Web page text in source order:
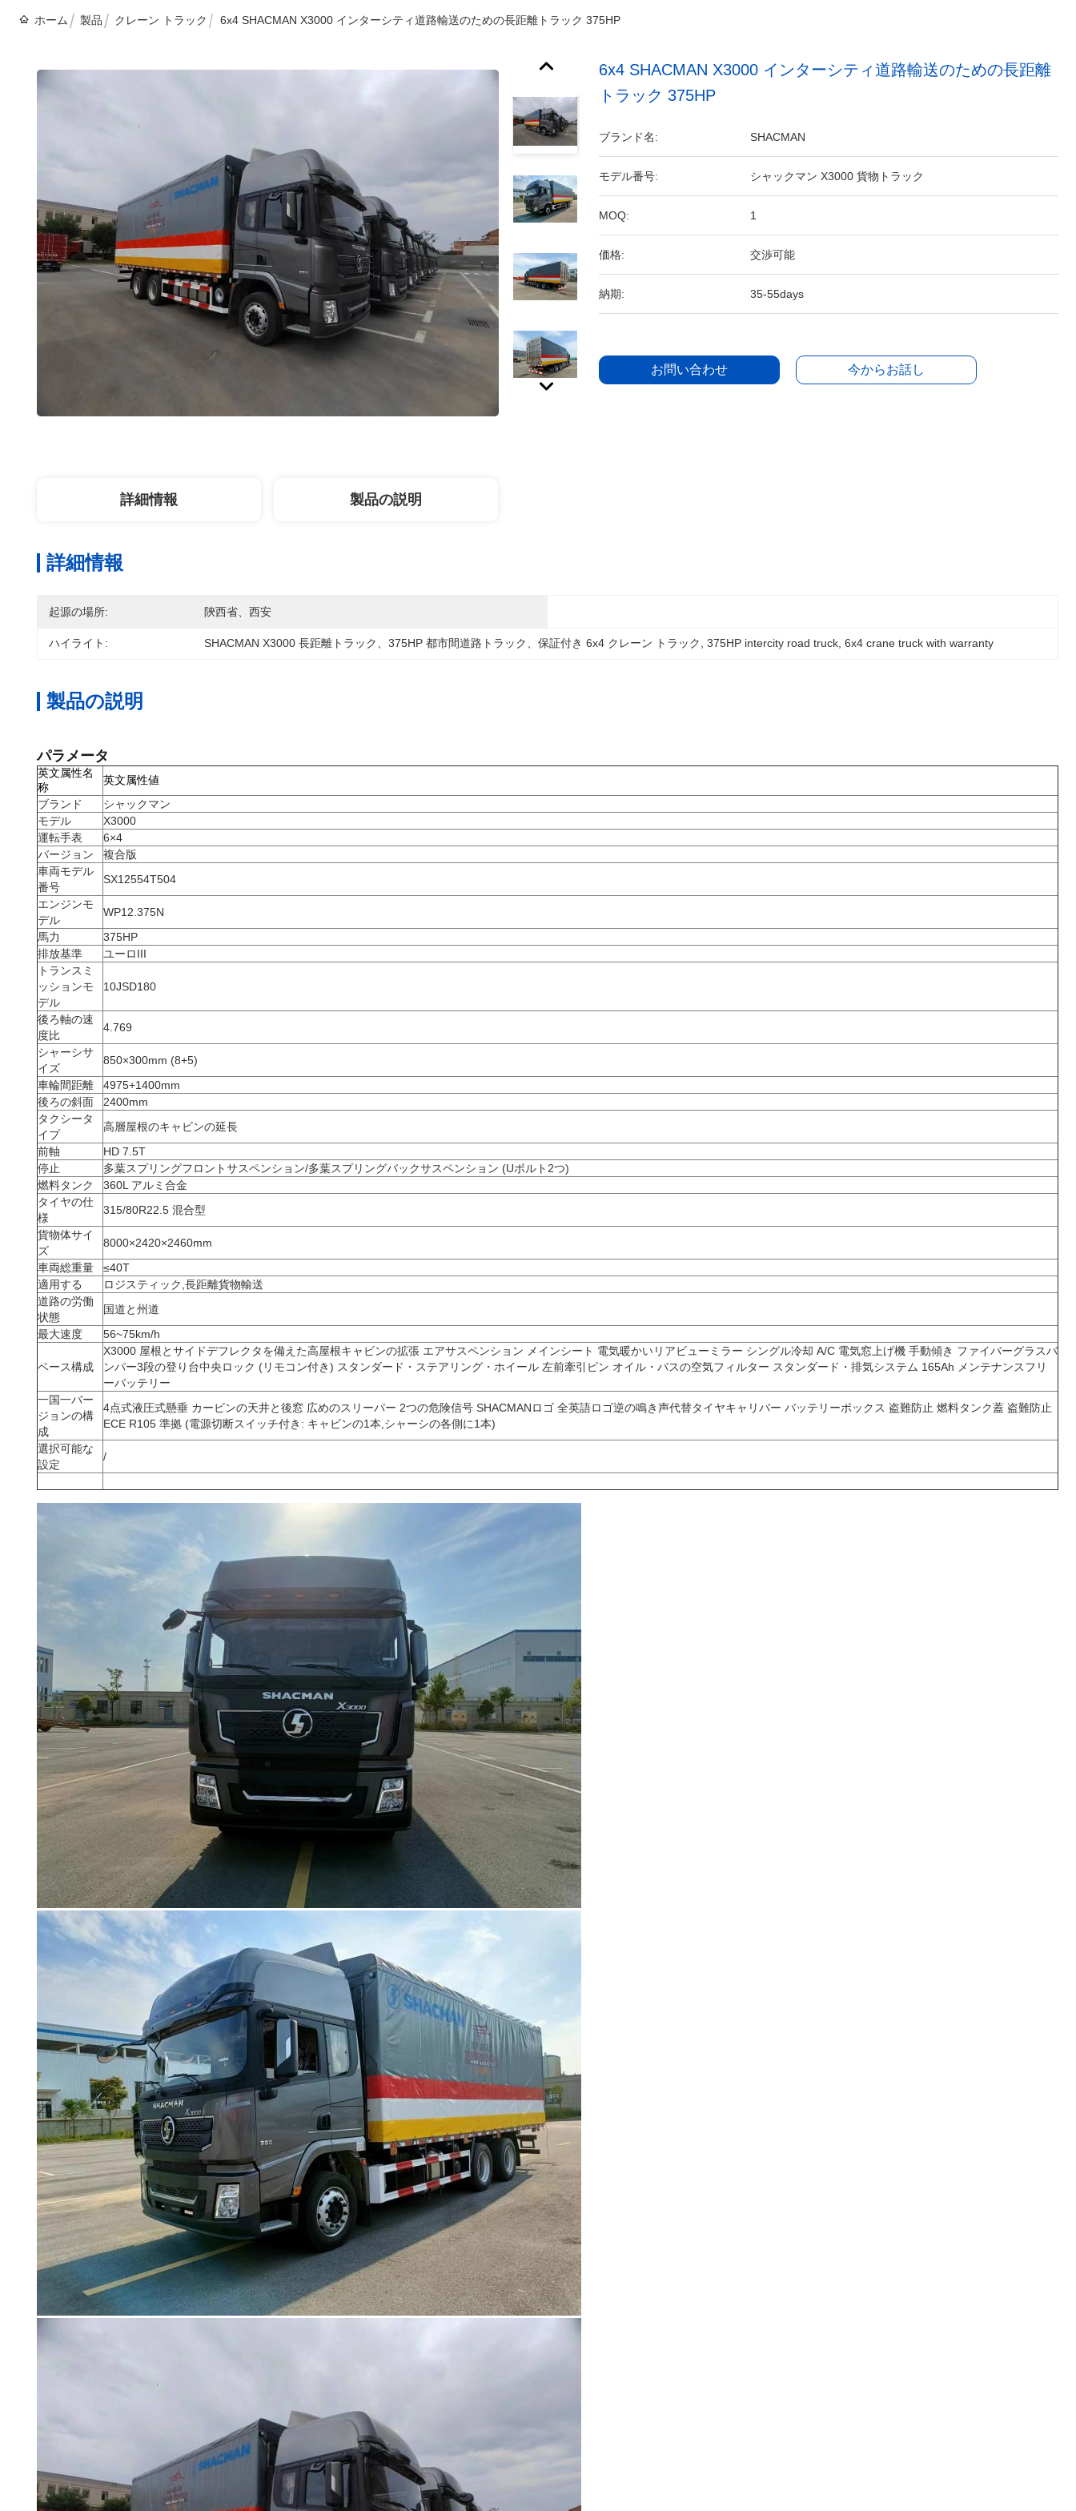
ホーム 製品 クレーン トラック 6x4 SHACMAN X3000 インターシティ道路輸送のための長距離トラック 375HP
6x4 SHACMAN X3000 インターシティ道路輸送のための長距離
トラック 375HP
ブランド名: SHACMAN
モデル番号: シャックマン X3000 貨物トラック
MOQ: 1
価格: 交渉可能
納期: 35-55days
お問い合わせ 今からお話し
詳細情報 製品の説明
詳細情報
起源の場所: 陝西省、西安
ハイライト: SHACMAN X3000 長距離トラック、375HP 都市間道路トラック、保証付き 6x4 クレーン トラック 375HP intercity road truck 6x4 crane truck with warranty
製品の説明
パラメータ
英文属性名
称
英文属性値
ブランド
シャックマン
モデル
X3000
運転手表
6×4
バージョン
複合版
車両モデル
番号
SX12554T504
エンジンモ
デル
WP12.375N
馬力
375HP
排放基準
ユーロIII
トランスミ
ッションモ
デル
10JSD180
後ろ軸の速
度比
4.769
シャーシサ
イズ
850×300mm (8+5)
車輪間距離
4975+1400mm
後ろの斜面
2400mm
タクシータ
イプ
高層屋根のキャビンの延長
前軸
HD 7.5T
停止
多葉スプリングフロントサスペンション/多葉スプリングバックサスペンション (Uボルト2つ)
燃料タンク
360L アルミ合金
タイヤの仕
様
315/80R22.5 混合型
貨物体サイ
ズ
8000×2420×2460mm
車両総重量
≤40T
適用する
ロジスティック,長距離貨物輸送
道路の労働
状態
国道と州道
最大速度
56~75km/h
ベース構成
X3000 屋根とサイドデフレクタを備えた高屋根キャビンの拡張 エアサスペンション メインシート 電気暖かいリアビューミラー シングル冷却 A/C 電気窓上げ機 手動傾き ファイバーグラスバ
ンパー3段の登り台中央ロック (リモコン付き) スタンダード・ステアリング・ホイール 左前牽引ピン オイル・バスの空気フィルター スタンダード・排気システム 165Ah メンテナンスフリ
ーバッテリー
一国一バー
ジョンの構
成
4点式液圧式懸垂 カービンの天井と後窓 広めのスリーパー 2つの危険信号 SHACMANロゴ 全英語ロゴ逆の鳴き声代替タイヤキャリバー バッテリーボックス 盗難防止 燃料タンク蓋 盗難防止
ECE R105 準拠 (電源切断スイッチ付き: キャビンの1本,シャーシの各側に1本)
選択可能な
設定
/